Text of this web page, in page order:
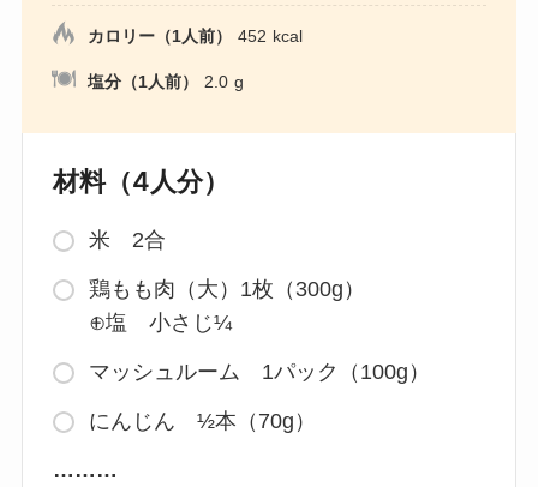
カロリー（1人前） 452 kcal
塩分（1人前） 2.0 g
材料（4人分）
米 2合
鶏もも肉（大）1枚（300g）
⊕塩 小さじ¼
マッシュルーム 1パック（100g）
にんじん ½本（70g）
………